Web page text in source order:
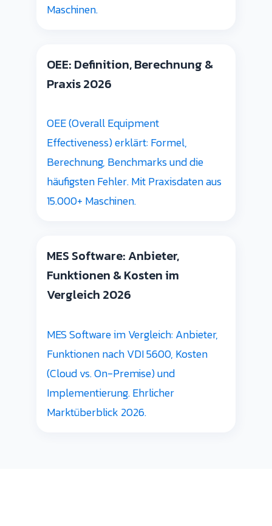
Maschinen.
OEE: Definition, Berechnung &
Praxis 2026
OEE (Overall Equipment
Effectiveness) erklärt: Formel,
Berechnung, Benchmarks und die
häufigsten Fehler. Mit Praxisdaten aus
15.000+ Maschinen.
MES Software: Anbieter,
Funktionen & Kosten im
Vergleich 2026
MES Software im Vergleich: Anbieter,
Funktionen nach VDI 5600, Kosten
(Cloud vs. On-Premise) und
Implementierung. Ehrlicher
Marktüberblick 2026.